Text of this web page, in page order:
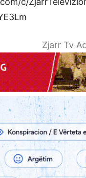
Zjarr Tv